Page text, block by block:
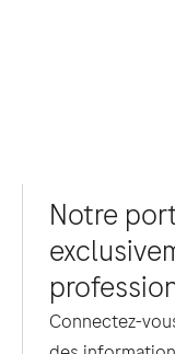
Notre
Connectez-